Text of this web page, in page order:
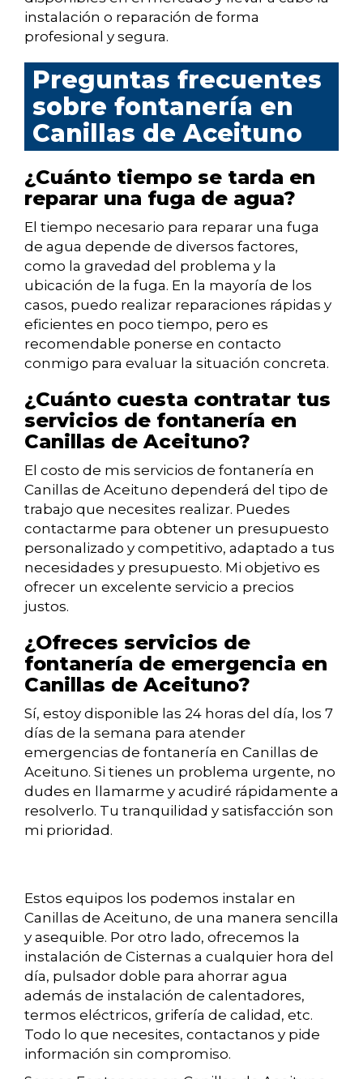
instalación o reparación de forma
profesional y segura.
Preguntas frecuentes
sobre fontanería en
Canillas de Aceituno
¿Cuánto tiempo se tarda en
reparar una fuga de agua?
El tiempo necesario para reparar una fuga
de agua depende de diversos factores,
como la gravedad del problema y la
ubicación de la fuga. En la mayoría de los
casos, puedo realizar reparaciones rápidas y
eficientes en poco tiempo, pero es
recomendable ponerse en contacto
conmigo para evaluar la situación concreta.
¿Cuánto cuesta contratar tus
servicios de fontanería en
Canillas de Aceituno?
El costo de mis servicios de fontanería en
Canillas de Aceituno dependerá del tipo de
trabajo que necesites realizar. Puedes
contactarme para obtener un presupuesto
personalizado y competitivo, adaptado a tus
necesidades y presupuesto. Mi objetivo es
ofrecer un excelente servicio a precios
justos.
¿Ofreces servicios de
fontanería de emergencia en
Canillas de Aceituno?
Sí, estoy disponible las 24 horas del día, los 7
días de la semana para atender
emergencias de fontanería en Canillas de
Aceituno. Si tienes un problema urgente, no
dudes en llamarme y acudiré rápidamente a
resolverlo. Tu tranquilidad y satisfacción son
mi prioridad.
Estos equipos los podemos instalar en
Canillas de Aceituno, de una manera sencilla
y asequible. Por otro lado, ofrecemos la
instalación de Cisternas a cualquier hora del
día, pulsador doble para ahorrar agua
además de instalación de calentadores,
termos eléctricos, grifería de calidad, etc.
Todo lo que necesites, contactanos y pide
información sin compromiso.